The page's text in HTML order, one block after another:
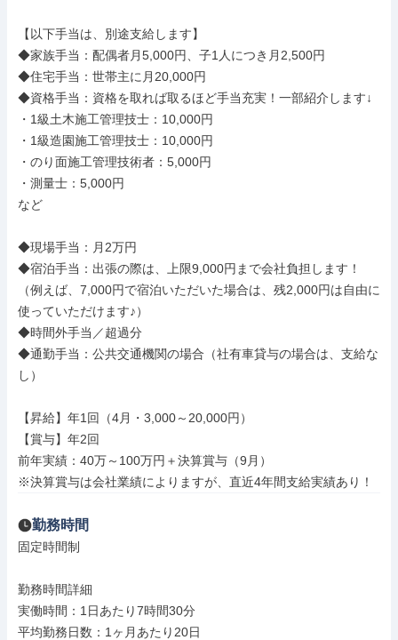
【以下手当は、別途支給します】
◆家族手当：配偶者月5,000円、子1人につき月2,500円
◆住宅手当：世帯主に月20,000円
◆資格手当：資格を取れば取るほど手当充実！一部紹介します↓
・1級土木施工管理技士：10,000円
・1級造園施工管理技士：10,000円
・のり面施工管理技術者：5,000円
・測量士：5,000円
など
◆現場手当：月2万円
◆宿泊手当：出張の際は、上限9,000円まで会社負担します！
（例えば、7,000円で宿泊いただいた場合は、残2,000円は自由に
使っていただけます♪）
◆時間外手当／超過分
◆通勤手当：公共交通機関の場合（社有車貸与の場合は、支給な
し）
【昇給】年1回（4月・3,000～20,000円）
【賞与】年2回
前年実績：40万～100万円＋決算賞与（9月）
※決算賞与は会社業績によりますが、直近4年間支給実績あり！
勤務時間
固定時間制
勤務時間詳細
実働時間：1日あたり7時間30分
平均勤務日数：1ヶ月あたり20日